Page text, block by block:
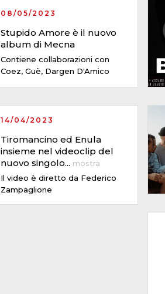
08/05/2023
Stupido Amore è il nuovo
album di Mecna
Contiene collaborazioni con
Coez, Guè, Dargen D'Amico
14/04/2023
Tiromancino ed Enula
insieme nel videoclip del
nuovo singolo... mostra
Il video è diretto da Federico
Zampaglione